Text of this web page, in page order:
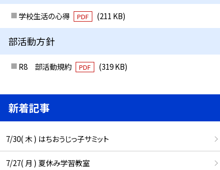
学校生活の心得 PDF (211 KB)
部活動方針
R8 部活動規約 PDF (319 KB)
新着記事
7/30( 木 ) はちおうじっ子サミット
7/27( 月 ) 夏休み学習教室